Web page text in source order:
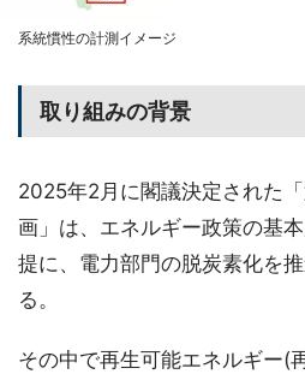
系統慣性の計測イメージ
取り組みの背景
2025年2月に閣議決定された
画」は、エネルギー政策の基
提に、電力部門の脱炭素化を
る。
その中で再生可能エネルギー(